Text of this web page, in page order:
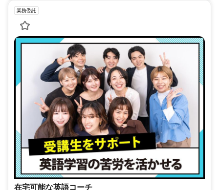
業務委託
在宅可能な英語コーチ